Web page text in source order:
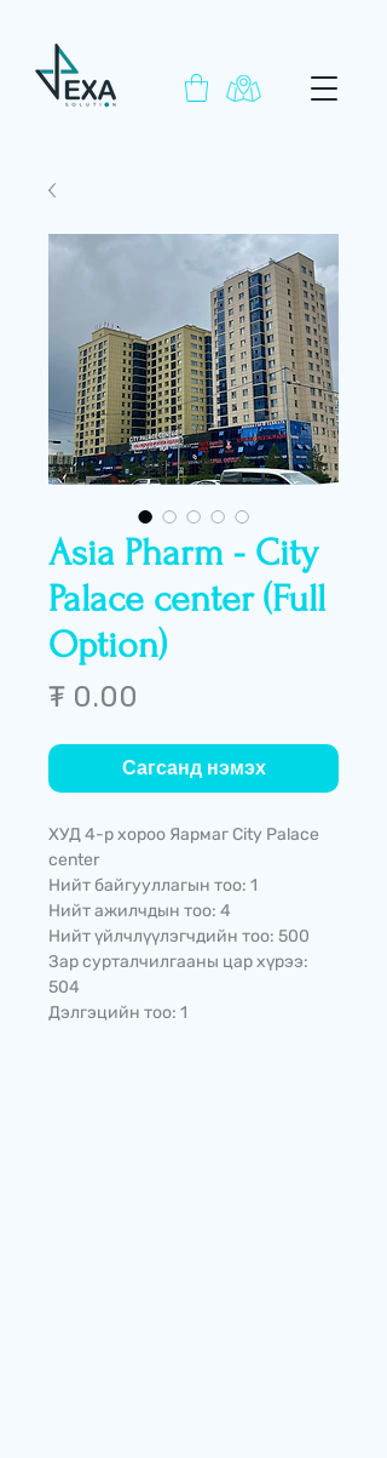
Asia Pharm - City
Palace center (Full
Option)
₮ 0.00
Сагсанд нэмэх
ХУД 4-р хороо Яармаг City Palace
center
Нийт байгууллагын тоо: 1
Нийт ажилчдын тоо: 4
Нийт үйлчлүүлэгчдийн тоо: 500
Зар сурталчилгааны цар хүрээ:
504
Дэлгэцийн тоо: 1